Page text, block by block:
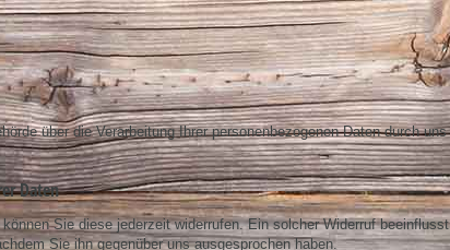
über die Verarbeitung Ihrer personenbezogenen Daten durch uns
Daten
Sie diese jederzeit widerrufen. Ein solcher Widerruf beeinflusst
Sie ihn gegenüber uns ausgesprochen haben.